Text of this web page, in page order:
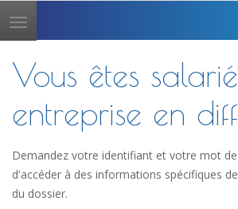
Toggle
navigation
Vous êtes
entreprise en
Demandez votre identifiant et votre mot
d'accéder à des informations spécifiques
du dossier.